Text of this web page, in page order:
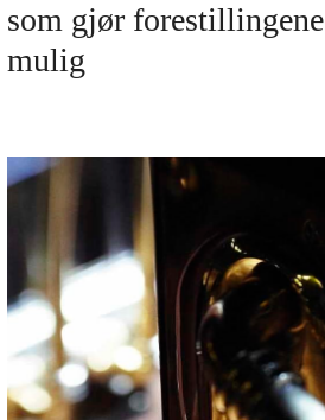
som gjør forestillingene
mulig